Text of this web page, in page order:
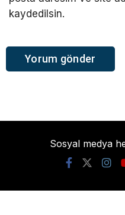
kaydedilsin.
Sosyal medya